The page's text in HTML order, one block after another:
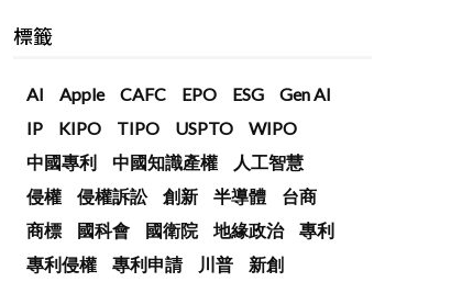
標籤
AI Apple CAFC EPO ESG
Gen AI
IP
KIPO TIPO USPTO
WIPO
中國專利
中國知識產權
人工智慧
侵權
侵權訴訟 創新 半導體
台商
商標
國科會 國衛院 地緣政治
專利
專利侵權
專利申請 川普
新創